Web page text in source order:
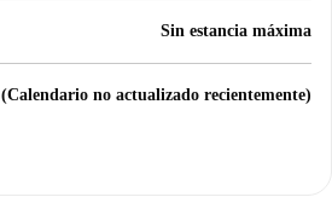
Sin estancia máxima
(Calendario no actualizado recientemente)